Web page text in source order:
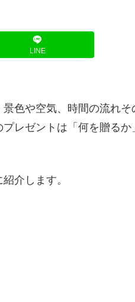
LINE
色や空気、時間の流れそ
レゼントは「何を贈るか
介します。